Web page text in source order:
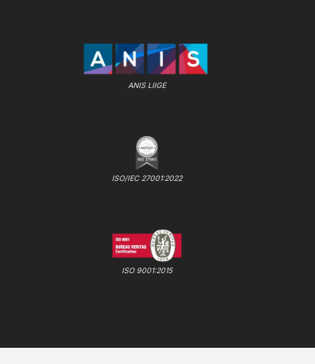
ANIS LIIGE
ISO/IEC 27001:2022
ISO 9001:2015